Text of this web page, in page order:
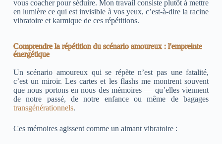
vous coacher pour séduire. Mon travail consiste plutôt à mettre
en lumière ce qui est invisible à vos yeux, c’est-à-dire la racine
vibratoire et karmique de ces répétitions.
Comprendre la répétition du scénario amoureux : l'empreinte
énergétique
Un scénario amoureux qui se répète n’est pas une fatalité,
c’est un miroir. Les cartes et les flashs me montrent souvent
que nous portons en nous des mémoires — qu’elles viennent
de notre passé, de notre enfance ou même de bagages
transgénérationnels.
Ces mémoires agissent comme un aimant vibratoire :